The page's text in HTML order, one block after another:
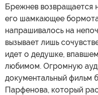
Брежнев возвращается
его шамкающее
напрашивалось на
вызывает лишь
идет о дедушке,
любимом. Огромную
документальный фильм
Парфенова, который